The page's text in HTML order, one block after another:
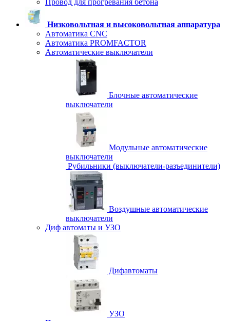
Провод для прогревания бетона
Низковольтная и высоковольтная аппаратура
Автоматика CNC
Автоматика PROMFACTOR
Автоматические выключатели
Блочные автоматические
выключатели
Модульные автоматические
выключатели
Рубильники (выключатели-разъединители)
Воздушные автоматические
выключатели
Диф автоматы и УЗО
Дифавтоматы
УЗО